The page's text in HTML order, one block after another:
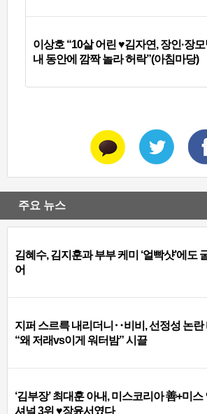
이상호 “10살 어린 ♥김자연, 장인·장모
내 동안에 깜짝 놀라 허락”(아침마당)
주요 뉴스
김혜수, 김지훈과 부부 케미 ‘얼빡샷’에도
어
지퍼 스르륵 내리더니‥비비, 선정성 논란
“왜 저래vs이게 워터밤” 시끌
‘김부장’ 최대훈 아내, 미스코리아 善+미스
셔널 3위 ♥장윤서였다